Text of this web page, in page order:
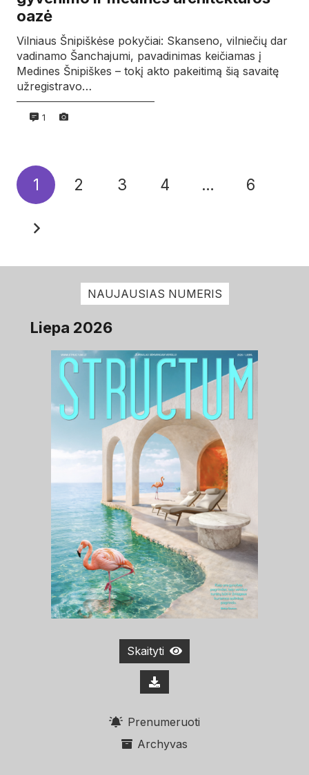
oazė
Vilniaus Šnipiškėse pokyčiai: Skanseno, vilniečių dar
vadinamo Šanchajumi, pavadinimas keičiamas į
Medines Šnipiškes – tokį akto pakeitimą šią savaitę
užregistravo…
1
1 2 3 4 … 6
NAUJAUSIAS NUMERIS
Liepa 2026
Skaityti
Prenumeruoti
Archyvas